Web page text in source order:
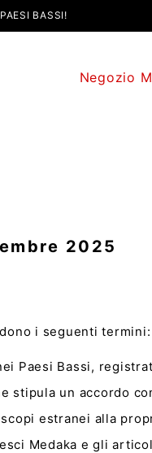
BASSI!
Negozio
2025
i seguenti termini:
Paesi Bassi,
stipula un accordo
estranei alla
Medaka e gli